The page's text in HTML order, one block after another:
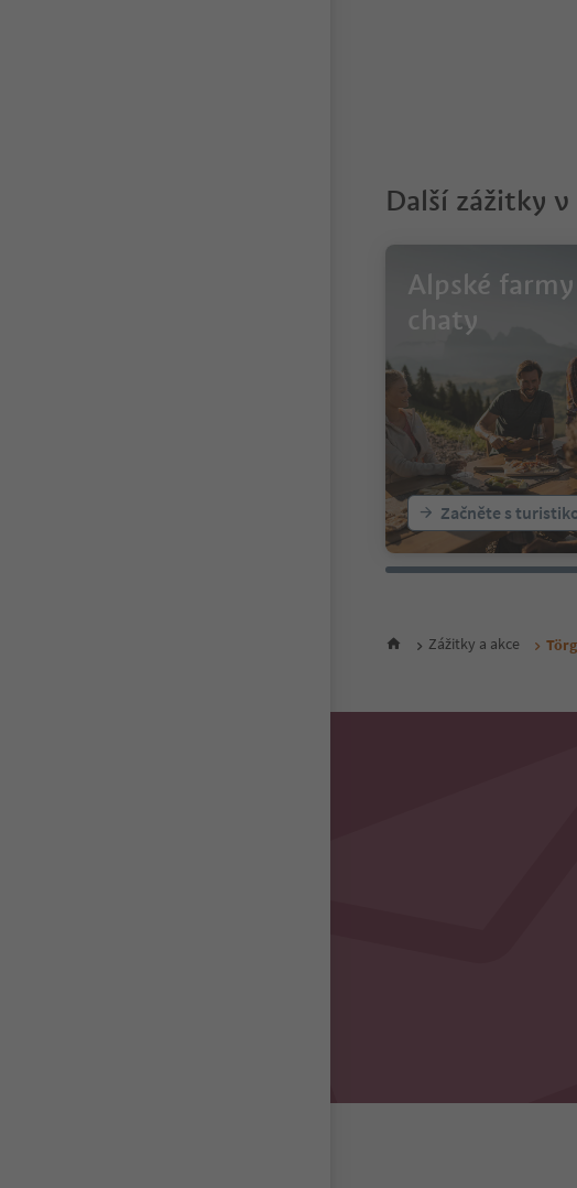
Další zážitky
Alpské farmy
chaty
Začněte s
Zážitky a akce